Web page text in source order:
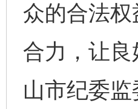
众的合法
合力，让良
山市纪委